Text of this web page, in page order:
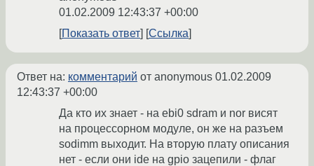
01.02.2009 12:43:37 +00:00
Показать ответ
Ссылка
Ответ на: комментарий от anonymous 01.02.2009
12:43:37 +00:00
Да кто их знает - на ebi0 sdram и nor висят
на процессорном модуле, он же на разъем
sodimm выходит. На вторую плату описания
нет - если они ide на gpio зацепили - флаг